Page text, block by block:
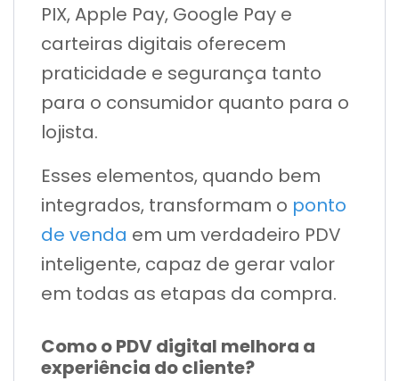
PIX, Apple Pay, Google Pay e
carteiras digitais oferecem
praticidade e segurança tanto
para o consumidor quanto para o
lojista.
Esses elementos, quando bem
integrados, transformam o ponto
de venda em um verdadeiro PDV
inteligente, capaz de gerar valor
em todas as etapas da compra.
Como o PDV digital melhora a
experiência do cliente?